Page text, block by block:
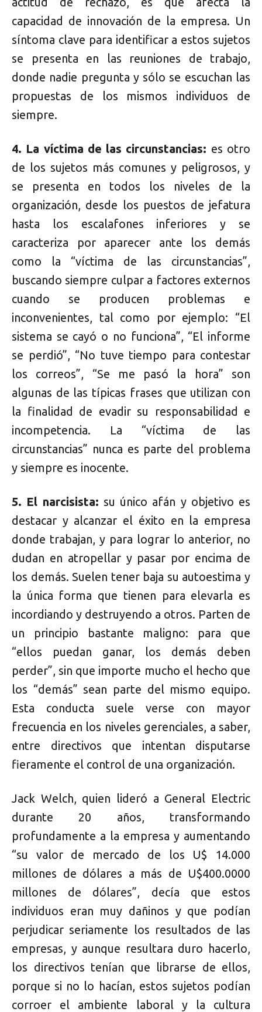
capacidad de innovación de la empresa. Un
síntoma clave para identificar a estos sujetos
se presenta en las reuniones de trabajo,
donde nadie pregunta y sólo se escuchan las
propuestas de los mismos individuos de
siempre.
4. La víctima de las circunstancias: es otro
de los sujetos más comunes y peligrosos, y
se presenta en todos los niveles de la
organización, desde los puestos de jefatura
hasta los escalafones inferiores y se
caracteriza por aparecer ante los demás
como la “víctima de las circunstancias”,
buscando siempre culpar a factores externos
cuando se producen problemas e
inconvenientes, tal como por ejemplo: “El
sistema se cayó o no funciona”, “El informe
se perdió”, “No tuve tiempo para contestar
los correos”, “Se me pasó la hora” son
algunas de las típicas frases que utilizan con
la finalidad de evadir su responsabilidad e
incompetencia. La “víctima de las
circunstancias” nunca es parte del problema
y siempre es inocente.
5. El narcisista: su único afán y objetivo es
destacar y alcanzar el éxito en la empresa
donde trabajan, y para lograr lo anterior, no
dudan en atropellar y pasar por encima de
los demás. Suelen tener baja su autoestima y
la única forma que tienen para elevarla es
incordiando y destruyendo a otros. Parten de
un principio bastante maligno: para que
“ellos puedan ganar, los demás deben
perder”, sin que importe mucho el hecho que
los “demás” sean parte del mismo equipo.
Esta conducta suele verse con mayor
frecuencia en los niveles gerenciales, a saber,
entre directivos que intentan disputarse
fieramente el control de una organización.
Jack Welch, quien lideró a General Electric
durante 20 años, transformando
profundamente a la empresa y aumentando
“su valor de mercado de los U$ 14.000
millones de dólares a más de U$400.0000
millones de dólares”, decía que estos
individuos eran muy dañinos y que podían
perjudicar seriamente los resultados de las
empresas, y aunque resultara duro hacerlo,
los directivos tenían que librarse de ellos,
porque si no lo hacían, estos sujetos podían
corroer el ambiente laboral y la cultura